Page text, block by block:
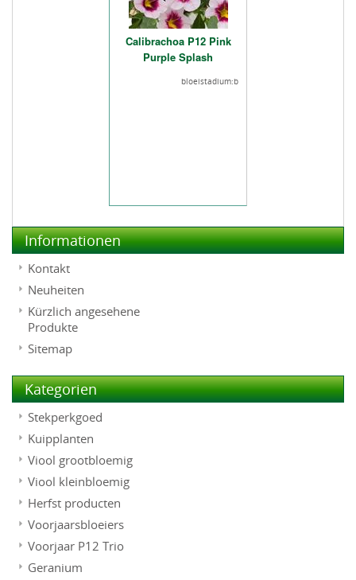
Calibrachoa P12 Pink
Purple Splash
bloeistadium:b
Informationen
Kontakt
Neuheiten
Kürzlich angesehene
Produkte
Sitemap
Kategorien
Stekperkgoed
Kuipplanten
Viool grootbloemig
Viool kleinbloemig
Herfst producten
Voorjaarsbloeiers
Voorjaar P12 Trio
Geranium